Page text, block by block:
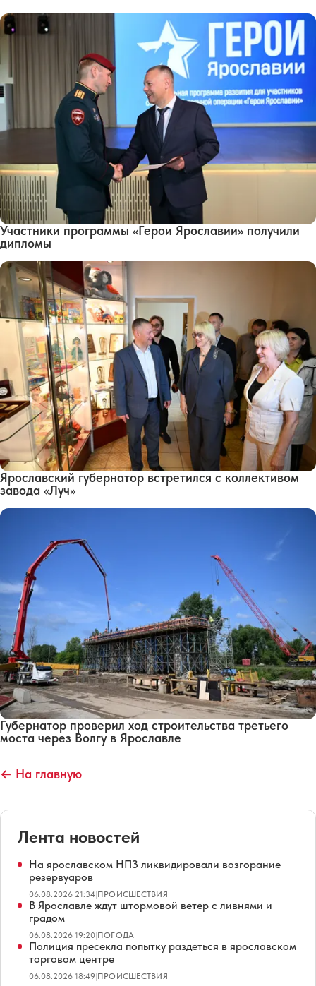
Участники программы «Герои Ярославии» получили
дипломы
Ярославский губернатор встретился с коллективом
завода «Луч»
Губернатор проверил ход строительства третьего
моста через Волгу в Ярославле
← На главную
Лента новостей
На ярославском НПЗ ликвидировали возгорание
резервуаров
06.08.2026 21:34|ПРОИСШЕСТВИЯ
В Ярославле ждут штормовой ветер с ливнями и
градом
06.08.2026 19:20|ПОГОДА
Полиция пресекла попытку раздеться в ярославском
торговом центре
06.08.2026 18:49|ПРОИСШЕСТВИЯ